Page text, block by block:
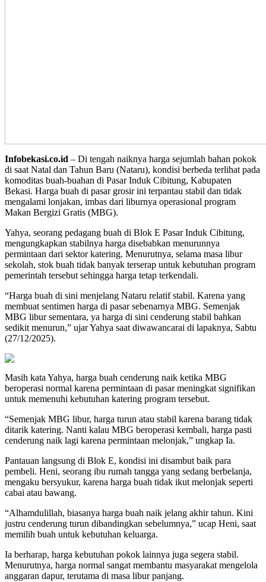
Infobekasi.co.id – Di tengah naiknya harga sejumlah bahan pokok
di saat Natal dan Tahun Baru (Nataru), kondisi berbeda terlihat pada
komoditas buah-buahan di Pasar Induk Cibitung, Kabupaten
Bekasi. Harga buah di pasar grosir ini terpantau stabil dan tidak
mengalami lonjakan, imbas dari liburnya operasional program
Makan Bergizi Gratis (MBG).
Yahya, seorang pedagang buah di Blok E Pasar Induk Cibitung,
mengungkapkan stabilnya harga disebabkan menurunnya
permintaan dari sektor katering. Menurutnya, selama masa libur
sekolah, stok buah tidak banyak terserap untuk kebutuhan program
pemerintah tersebut sehingga harga tetap terkendali.
“Harga buah di sini menjelang Nataru relatif stabil. Karena yang
membuat sentimen harga di pasar sebenarnya MBG. Semenjak
MBG libur sementara, ya harga di sini cenderung stabil bahkan
sedikit menurun,” ujar Yahya saat diwawancarai di lapaknya, Sabtu
(27/12/2025).
Masih kata Yahya, harga buah cenderung naik ketika MBG
beroperasi normal karena permintaan di pasar meningkat signifikan
untuk memenuhi kebutuhan katering program tersebut.
“Semenjak MBG libur, harga turun atau stabil karena barang tidak
ditarik katering. Nanti kalau MBG beroperasi kembali, harga pasti
cenderung naik lagi karena permintaan melonjak,” ungkap Ia.
Pantauan langsung di Blok E, kondisi ini disambut baik para
pembeli. Heni, seorang ibu rumah tangga yang sedang berbelanja,
mengaku bersyukur, karena harga buah tidak ikut melonjak seperti
cabai atau bawang.
“Alhamdulillah, biasanya harga buah naik jelang akhir tahun. Kini
justru cenderung turun dibandingkan sebelumnya,” ucap Heni, saat
memilih buah untuk kebutuhan keluarga.
Ia berharap, harga kebutuhan pokok lainnya juga segera stabil.
Menurutnya, harga normal sangat membantu masyarakat mengelola
anggaran dapur, terutama di masa libur panjang.